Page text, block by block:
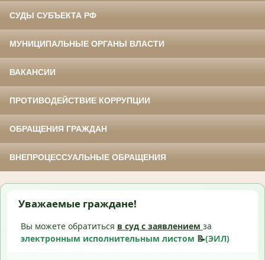
СУДЫ СУБЪЕКТА РФ
МУНИЦИПАЛЬНЫЕ ОРГАНЫ ВЛАСТИ
ВАКАНСИИ
ПРОТИВОДЕЙСТВИЕ КОРРУПЦИИ
ОБРАЩЕНИЯ ГРАЖДАН
ВНЕПРОЦЕССУАЛЬНЫЕ ОБРАЩЕНИЯ
Уважаемые граждане!
Вы можете обратиться в суд с заявлением за
электронным исполнительным листом 📝(ЭИЛ)